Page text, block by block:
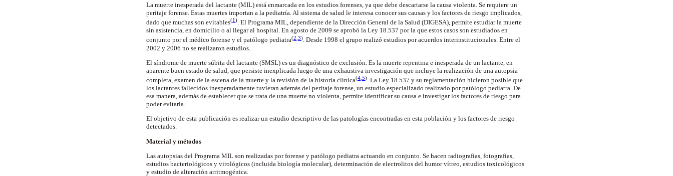
La muerte inesperada del lactante (MIL) está enmarcada en los estudios forenses, ya que debe descartarse la causa violenta. Se requiere un
peritaje forense. Estas muertes importan a la pediatría. Al sistema de salud le interesa conocer sus causas y los factores de riesgo implicados,
dado que muchas son evitables(1). El Programa MIL, dependiente de la Dirección General de la Salud (DIGESA), permite estudiar la muerte
sin asistencia, en domicilio o al llegar al hospital. En agosto de 2009 se aprobó la Ley 18.537 por la que estos casos son estudiados en
conjunto por el médico forense y el patólogo pediatra(2 3). Desde 1998 el grupo realizó estudios por acuerdos interinstitucionales. Entre el
2002 y 2006 no se realizaron estudios.
El síndrome de muerte súbita del lactante (SMSL) es un diagnóstico de exclusión. Es la muerte repentina e inesperada de un lactante, en
aparente buen estado de salud, que persiste inexplicada luego de una exhaustiva investigación que incluye la realización de una autopsia
completa, examen de la escena de la muerte y la revisión de la historia clínica(4 5). La Ley 18.537 y su reglamentación hicieron posible que
los lactantes fallecidos inesperadamente tuvieran además del peritaje forense, un estudio especializado realizado por patólogo pediatra. De
esa manera, además de establecer que se trata de una muerte no violenta, permite identificar su causa e investigar los factores de riesgo para
poder evitarla.
El objetivo de esta publicación es realizar un estudio descriptivo de las patologías encontradas en esta población y los factores de riesgo
detectados.
Material y métodos
Las autopsias del Programa MIL son realizadas por forense y patólogo pediatra actuando en conjunto. Se hacen radiografías, fotografías,
estudios bacteriológicos y virológicos (incluida biología molecular), determinación de electrolitos del humor vítreo, estudios toxicológicos
y estudio de alteración arritmogénica